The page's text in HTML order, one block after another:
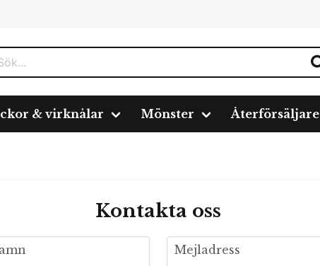
& virknålar Mönster Återförsäljare
Kontakta oss
email
Mejladress